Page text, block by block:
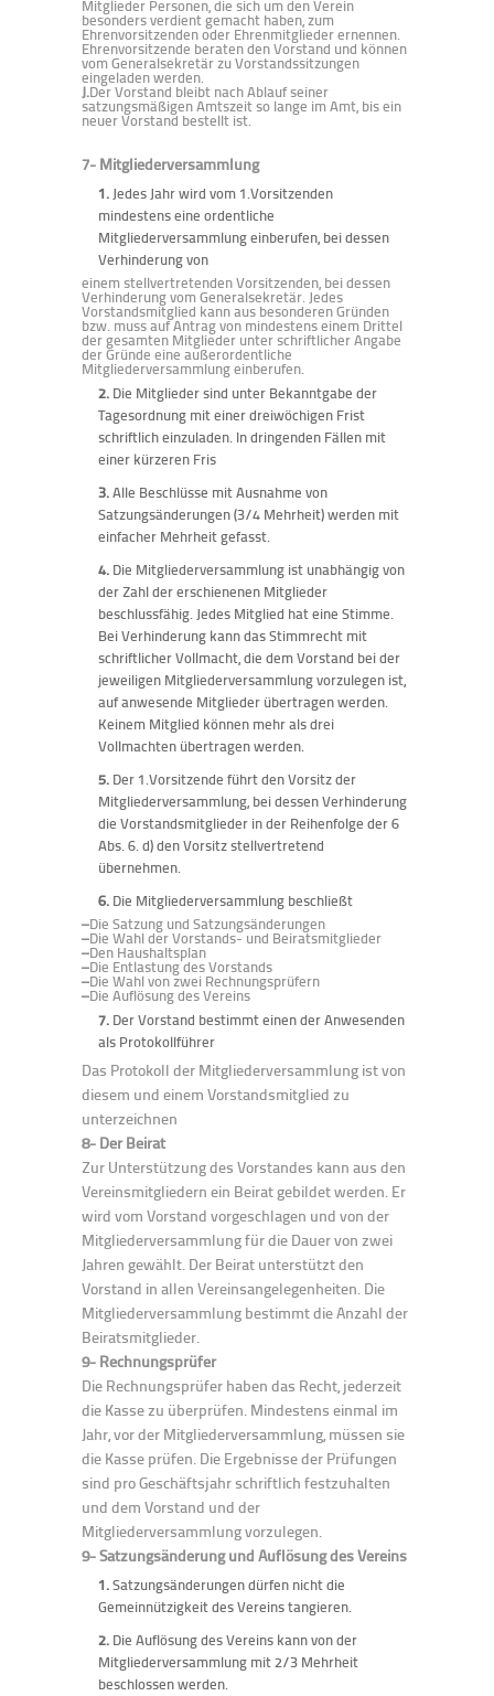
Mitglieder Personen, die sich um den Verein
besonders verdient gemacht haben, zum
Ehrenvorsitzenden oder Ehrenmitglieder ernennen.
Ehrenvorsitzende beraten den Vorstand und können
vom Generalsekretär zu Vorstandssitzungen
eingeladen werden.
J.Der Vorstand bleibt nach Ablauf seiner
satzungsmäßigen Amtszeit so lange im Amt, bis ein
neuer Vorstand bestellt ist.
7- Mitgliederversammlung
1. Jedes Jahr wird vom 1.Vorsitzenden
mindestens eine ordentliche
Mitgliederversammlung einberufen, bei dessen
Verhinderung von
einem stellvertretenden Vorsitzenden, bei dessen
Verhinderung vom Generalsekretär. Jedes
Vorstandsmitglied kann aus besonderen Gründen
bzw. muss auf Antrag von mindestens einem Drittel
der gesamten Mitglieder unter schriftlicher Angabe
der Gründe eine außerordentliche
Mitgliederversammlung einberufen.
2. Die Mitglieder sind unter Bekanntgabe der
Tagesordnung mit einer dreiwöchigen Frist
schriftlich einzuladen. In dringenden Fällen mit
einer kürzeren Fris
3.Alle Beschlüsse mit Ausnahme von
Satzungsänderungen (3/4 Mehrheit) werden mit
einfacher Mehrheit gefasst.
4. Die Mitgliederversammlung ist unabhängig von
der Zahl der erschienenen Mitglieder
beschlussfähig. Jedes Mitglied hat eine Stimme.
Bei Verhinderung kann das Stimmrecht mit
schriftlicher Vollmacht, die dem Vorstand bei der
jeweiligen Mitgliederversammlung vorzulegen ist,
auf anwesende Mitglieder übertragen werden.
Keinem Mitglied können mehr als drei
Vollmachten übertragen werden.
5. Der 1.Vorsitzende führt den Vorsitz der
Mitgliederversammlung, bei dessen Verhinderung
die Vorstandsmitglieder in der Reihenfolge der 6
Abs. 6. d) den Vorsitz stellvertretend
übernehmen.
6. Die Mitgliederversammlung beschließt
–Die Satzung und Satzungsänderungen
–Die Wahl der Vorstands- und Beiratsmitglieder
–Den Haushaltsplan
–Die Entlastung des Vorstands
–Die Wahl von zwei Rechnungsprüfern
–Die Auflösung des Vereins
7. Der Vorstand bestimmt einen der Anwesenden
als Protokollführer
Das Protokoll der Mitgliederversammlung ist von
diesem und einem Vorstandsmitglied zu
unterzeichnen
8- Der Beirat
Zur Unterstützung des Vorstandes kann aus den
Vereinsmitgliedern ein Beirat gebildet werden. Er
wird vom Vorstand vorgeschlagen und von der
Mitgliederversammlung für die Dauer von zwei
Jahren gewählt. Der Beirat unterstützt den
Vorstand in allen Vereinsangelegenheiten. Die
Mitgliederversammlung bestimmt die Anzahl der
Beiratsmitglieder.
9- Rechnungsprüfer
Die Rechnungsprüfer haben das Recht, jederzeit
die Kasse zu überprüfen. Mindestens einmal im
Jahr, vor der Mitgliederversammlung, müssen sie
die Kasse prüfen. Die Ergebnisse der Prüfungen
sind pro Geschäftsjahr schriftlich festzuhalten
und dem Vorstand und der
Mitgliederversammlung vorzulegen.
9- Satzungsänderung und Auflösung des Vereins
1.Satzungsänderungen dürfen nicht die
Gemeinnützigkeit des Vereins tangieren.
2. Die Auflösung des Vereins kann von der
Mitgliederversammlung mit 2/3 Mehrheit
beschlossen werden.